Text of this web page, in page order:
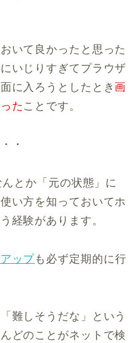
いて良かったと思った
いじりすぎてプラウザ
に入ろうとしたとき 画
た ことです。
・
とか「元の状態」に
い方を知っておいてホ
経験があります。
ップも必ず定期的に行
難しそうだな」という
どのことがネットで検